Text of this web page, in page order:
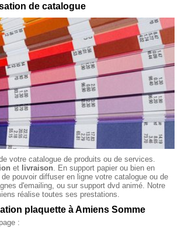
de catalogue
votre catalogue de produits ou de services.
et livraison . En support papier ou bien en
pouvoir diffuser en ligne votre catalogue ou de
d'emailing, ou sur support dvd animé. Notre
réalise toutes ses prestations.
plaquette à Amiens Somme
: